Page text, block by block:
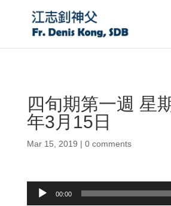
四旬期第一週 星
年3月15日
Mar 15, 2019 | 0 comments
Audio
00:00